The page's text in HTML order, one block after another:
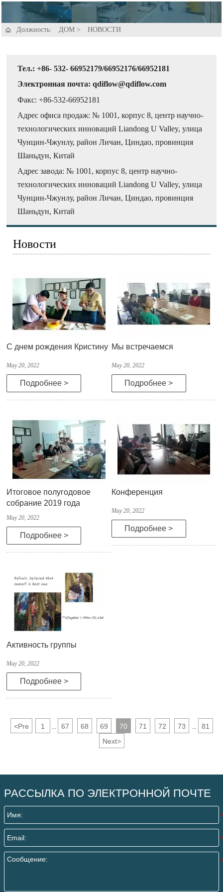
 Должность: ДОМ > НОВОСТИ
Тел.: +86- 532- 66952179/66952176/66952181
Электронная почта: qdiflow@qdiflow.com
Факс: +86-532-66952181
Адрес офиса продаж: № 1001, корпус 8, центр научно-
технологических инноваций Liandong U Valley, улица
Чунцин-Чжунлу, район Личан, Циндао, провинция
Шаньдун, Китай
Адрес завода: № 1001, корпус 8, центр научно-
технологических инноваций Liandong U Valley, улица
Чунцин-Чжунлу, район Личан, Циндао, провинция
Шаньдун, Китай
Новости
С днем рождения Кристину
May 20, 2022
Подробнее >
Мы встречаемся
May 20, 2022
Подробнее >
Итоговое полугодовое
собрание 2019 года
May 20, 2022
Подробнее >
Конференция
May 20, 2022
Подробнее >
Активность группы
May 20, 2022
Подробнее >
<Pre 1 67 68 69 70 71 72 73
81
Next>
РАССЫЛКА ПО ЭЛЕКТРОННОЙ ПОЧТЕ